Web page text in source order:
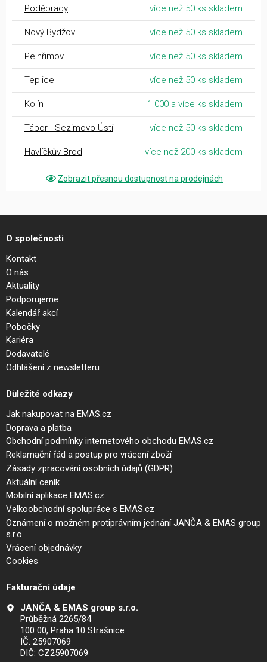
Poděbrady více než 50 ks skladem
Nový Bydžov více než 50 ks skladem
Pelhřimov více než 50 ks skladem
Teplice více než 50 ks skladem
Kolín 1 000 a více ks skladem
Tábor - Sezimovo Ústí více než 50 ks skladem
Havlíčkův Brod více než 200 ks skladem
Zobrazit přesnou dostupnost na prodejnách
O společnosti
Kontakt
O nás
Aktuality
Podporujeme
Kalendář akcí
Pobočky
Kariéra
Dodavatelé
Odhlášení z newsletteru
Důležité odkazy
Jak nakupovat na EMAS.cz
Doprava a platba
Obchodní podmínky internetového obchodu EMAS.cz
Reklamační řád a postup pro vrácení zboží
Zásady zpracování osobních údajů (GDPR)
Aktuální ceník
Mobilní aplikace EMAS.cz
Velkoobchodní spolupráce s EMAS.cz
Oznámení o možném protiprávním jednání JANČA & EMAS group
s.r.o.
Vrácení objednávky
Cookies
Fakturační údaje
JANČA & EMAS group s.r.o.
Průběžná 2265/84
100 00, Praha 10 Strašnice
IČ: 25907069
DIČ: CZ25907069